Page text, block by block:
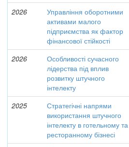
2026
Управління оборотними
активами малого
підприємства як фактор
фінансової стійкості
2026
Особливості сучасного
лідерства під вплив
розвитку штучного
інтелекту
2025
Стратегічні напрями
використання штучного
інтелекту в готельному та
ресторанному бізнесі